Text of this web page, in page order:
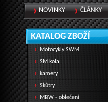
KATALOG ZBOŽÍ
Motocykly SWM
SM kola
kamery
Skůtry
MBW - oblečení
NOVINKY ČLÁNKY